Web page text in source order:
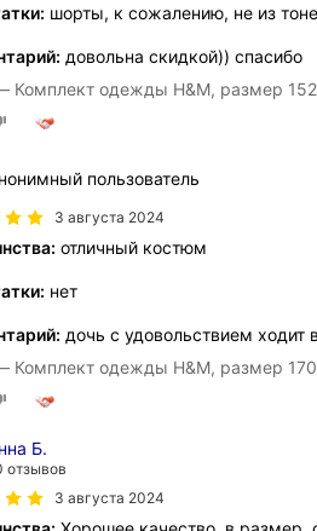
шорты, к сожалению, не из
довольна скидкой)) спасибо
Комплект одежды H&M, размер
пользователь
3 августа 2024
отличный костюм
нет
дочь с удовольствием
Комплект одежды H&M, размер
Б.
отзывов
3 августа 2024